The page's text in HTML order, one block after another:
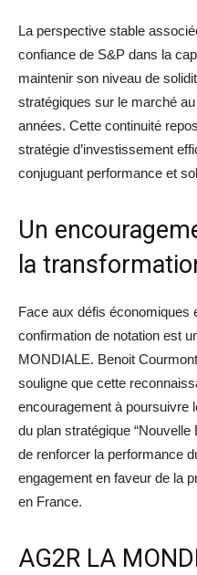
La perspective stable
confiance de S&P dans la
maintenir son niveau de
stratégiques sur le marché
années. Cette continuité
stratégie d’investissement
conjuguant performance et
Un
la
Face aux défis économiques
confirmation de notation est
MONDIALE. Benoit
souligne que cette
encouragement à poursuivre
du plan stratégique “Nouvelle
de renforcer la performance
engagement en faveur de la
en France.
AG2R LA